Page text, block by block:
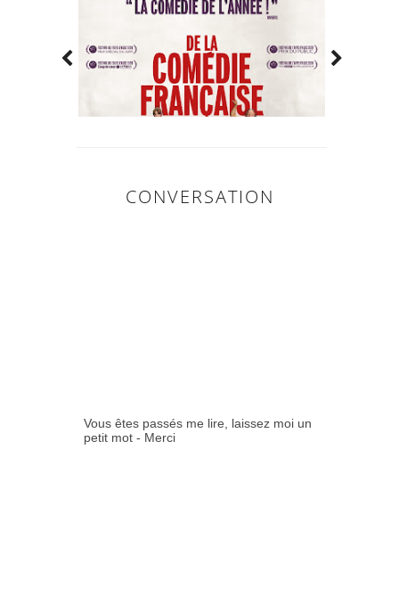
CONVERSATION
Vous êtes passés me lire, laissez moi un
petit mot - Merci